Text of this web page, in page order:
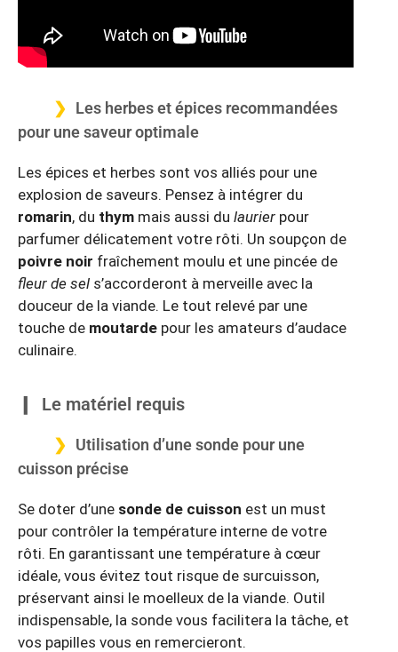
Les herbes et épices recommandées
pour une saveur optimale
Les épices et herbes sont vos alliés pour une
explosion de saveurs. Pensez à intégrer du
romarin, du thym mais aussi du laurier pour
parfumer délicatement votre rôti. Un soupçon de
poivre noir fraîchement moulu et une pincée de
fleur de sel s’accorderont à merveille avec la
douceur de la viande. Le tout relevé par une
touche de moutarde pour les amateurs d’audace
culinaire.
Le matériel requis
Utilisation d’une sonde pour une
cuisson précise
Se doter d’une sonde de cuisson est un must
pour contrôler la température interne de votre
rôti. En garantissant une température à cœur
idéale, vous évitez tout risque de surcuisson,
préservant ainsi le moelleux de la viande. Outil
indispensable, la sonde vous facilitera la tâche, et
vos papilles vous en remercieront.